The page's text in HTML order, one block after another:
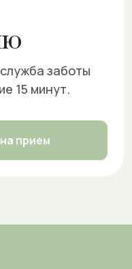
заботы
15 минут.
прием